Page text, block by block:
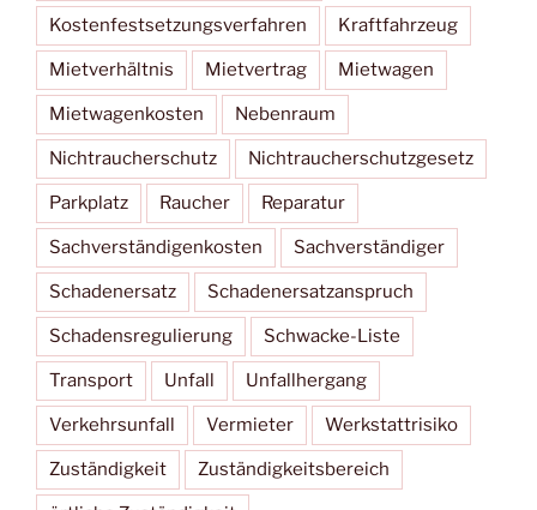
Kostenfestsetzungsverfahren Kraftfahrzeug
Mietverhältnis Mietvertrag Mietwagen
Mietwagenkosten Nebenraum
Nichtraucherschutz Nichtraucherschutzgesetz
Parkplatz Raucher Reparatur
Sachverständigenkosten Sachverständiger
Schadenersatz Schadenersatzanspruch
Schadensregulierung Schwacke-Liste
Transport Unfall Unfallhergang
Verkehrsunfall Vermieter Werkstattrisiko
Zuständigkeit Zuständigkeitsbereich